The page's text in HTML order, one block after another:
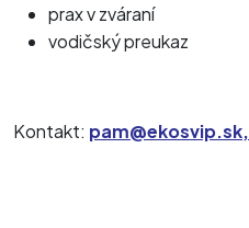
prax v zváraní
vodičský preukaz
Kontakt: pam@ekosvip.sk,